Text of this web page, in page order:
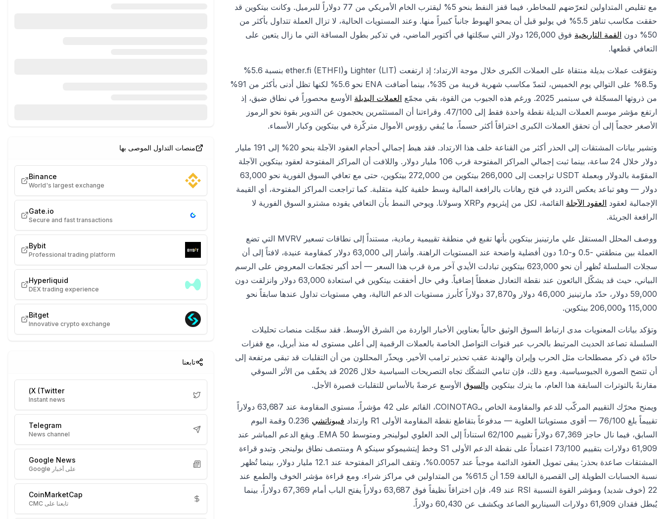
مع تقليص المتداولين لتعرّضهم للمخاطر، فيما قفز النفط بنحو 5% ليقترب الخام الأمريكي من 77 دولاراً للبرميل. وكانت بيتكوين قد
حققت مكاسب تناهز 5.5% في يوليو قبل أن يمحو الهبوط جانباً كبيراً منها. وعند المستويات الحالية، لا تزال العملة تتداول بأكثر من
50% دون
القمة التاريخية
فوق 126,000 دولار التي سجّلتها في أكتوبر الماضي، في تذكير بطول المسافة التي ما زال يتعين على
التعافي قطعها.
وتفوّقت عملات بديلة منتقاة على العملات الكبرى خلال موجة الارتداد؛ إذ ارتفعت Lighter (LIT) وether.fi (ETHFI) بنسبة 5.6%
و8.5% على التوالي يوم الخميس، لتمدّ مكاسب شهرية قريبة من 35%، بينما أضافت ENA نحو 5.6% لكنها تظل أدنى بأكثر من 91%
من ذروتها المسجّلة في سبتمبر 2025. ورغم هذه الجيوب من القوة، بقي مجمّع
العملات البديلة الأوسع محصوراً في نطاق ضيق، إذ
ارتفع مؤشر موسم العملات البديلة نقطة واحدة فقط إلى 47/100. وقراءتنا أن المستثمرين يحجمون عن التدوير بقوة نحو الرموز
الأصغر حجماً إلى أن تحقق العملات الكبرى اختراقاً أكثر حسماً، ما يُبقي رؤوس الأموال متركّزة في بيتكوين وكبار الأسماء.
وتشير بيانات المشتقات إلى الحذر أكثر من القناعة خلف هذا الارتداد. فقد هبط إجمالي أحجام العقود الآجلة بنحو 20% إلى 191 مليار
دولار خلال 24 ساعة، بينما ثبت إجمالي المراكز المفتوحة قرب 106 مليار دولار. واللافت أن المراكز المفتوحة لعقود بيتكوين الآجلة
المقوّمة بالدولار وبعملة USDT تراجعت إلى 266,000 بيتكوين من 272,000 بيتكوين، حتى مع تعافي السوق الفورية نحو 63,000
دولار — وهو تباعد يعكس التردد في فتح رهانات بالرافعة المالية وسط خلفية كلية متقلبة. كما تراجعت المراكز المفتوحة، أي القيمة
الإجمالية لعقود العقود الآجلة
القائمة، لكل من إيثريوم وXRP وسولانا. ويوحي النمط بأن التعافي يقوده مشترو السوق الفورية لا
الرافعة الجريئة.
ووصف المحلل المستقل علي مارتينيز بيتكوين بأنها تقبع في منطقة تقييمية رمادية، مستنداً إلى نطاقات تسعير MVRV التي تضع
العملة بين منطقتي -0.5 و-1.0 دون أفضلية واضحة عند المستويات الراهنة. وأشار إلى 63,000 دولار كمقاومة عنيدة، لافتاً إلى أن
سجلات السلسلة تُظهر أن نحو 623,000 بيتكوين تبادلت الأيدي آخر مرة قرب هذا السعر — أحد أكبر تجمّعات المعروض على الرسم
البياني، حيث قد يشكّل البائعون عند نقطة التعادل ضغطاً إضافياً. وفي حال أخفقت بيتكوين في استعادة 63,000 دولار وانزلقت دون
59,000 دولار، حدّد مارتينيز 46,000 دولار و37,870 دولاراً كأبرز مستويات الدعم التالية، وهي مستويات تداول عندها سابقاً نحو
115,000 و206,000 بيتكوين.
وتؤكد بيانات المعنويات مدى ارتباط السوق الوثيق حالياً بعناوين الأخبار الواردة من الشرق الأوسط. فقد سجّلت منصات تحليلات
السلسلة تصاعد الحديث المرتبط بالحرب عبر قنوات التواصل الخاصة بالعملات الرقمية إلى أعلى مستوى له منذ أبريل، مع قفزات
حادّة في ذكر مصطلحات مثل الحرب وإيران والهدنة عقب تحذير ترامب الأخير. ويحذّر المحللون من أن التقلبات قد تبقى مرتفعة إلى
أن تتضح الصورة الجيوسياسية. ومع ذلك، فإن تنامي التشكّك تجاه التصريحات السياسية خلال 2026 قد يخفّف من الأثر السوقي
مقارنةً بالتوترات السابقة هذا العام، ما يترك بيتكوين والسوق الأوسع عرضةً بالأساس للتقلبات قصيرة الأجل.
ويمنح محرّك التقييم المركّب للدعم والمقاومة الخاص بـCOINOTAG، القائم على 42 مؤشراً، مستوى المقاومة عند 63,687 دولاراً
تقييماً بلغ 76/100 — أقوى مستوياتنا العلوية — مدفوعاً بتقاطع نقطة المقاومة الأولى R1 وارتداد
فيبوناتشي
0.236 وقمة اليوم
السابق، فيما نال حاجز 67,369 دولاراً تقييم 62/100 استناداً إلى الحد العلوي لبولينجر ومتوسط EMA 50. ويقع الدعم المباشر عند
61,909 دولارات بتقييم 73/100 اعتماداً على نقطة الدعم الأولى S1 وخط إيتشيموكو سينكو A ومنتصف نطاق بولينجر. وتبدو قراءة
المشتقات صاعدة بحذر: يبقى تمويل العقود الدائمة موجباً عند 0.0057%، وتقف المراكز المفتوحة عند 12.1 مليار دولار، بينما تُظهر
نسبة الحسابات الطويلة إلى القصيرة البالغة 1.59 أن 61.5% من المتداولين في مراكز شراء. ومع قراءة مؤشر الخوف والطمع عند
22 (خوف شديد) ومؤشر القوة النسبية RSI عند 49، فإن اختراقاً نظيفاً فوق 63,687 دولاراً يفتح الباب أمام 67,369 دولاراً، بينما
يُبطل فقدان 61,909 دولارات السيناريو الصاعد ويكشف عن 60,430 دولاراً.
منصات التداول الموصى بها
Binance
World's largest exchange
Gate.io
Secure and fast transactions
Bybit
Professional trading platform
Hyperliquid
DEX trading experience
Bitget
Innovative crypto exchange
تابعنا
X (Twitter)
Instant news
Telegram
News channel
Google News
على أخبار Google
CoinMarketCap
تابعنا على CMC